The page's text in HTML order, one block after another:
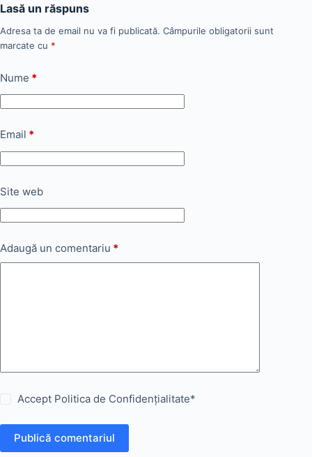
Lasă un răspuns
Adresa ta de email nu va fi publicată. Câmpurile obligatorii sunt
marcate cu *
Nume *
Email *
Site web
Adaugă un comentariu *
Accept Politica de Confidențialitate*
Publică comentariul